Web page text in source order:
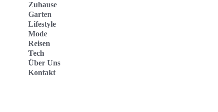
Zuhause
Garten
Lifestyle
Mode
Reisen
Tech
Über Uns
Kontakt